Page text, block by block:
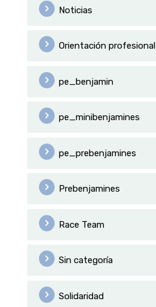
Noticias
Orientación profesional
pe_benjamin
pe_minibenjamines
pe_prebenjamines
Prebenjamines
Race Team
Sin categoría
Solidaridad